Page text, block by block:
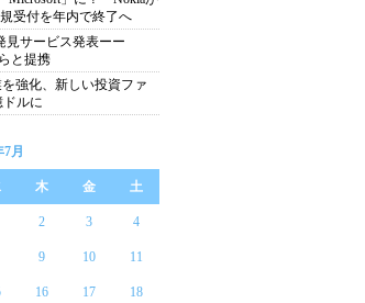
受付を年内で終了へ
見サービス発表ーー
と提携
強化、新しい投資ファ
ルに
7月
木 金 土
2 3 4
9 10 11
16 17 18